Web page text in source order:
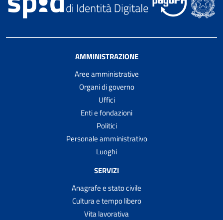
AMMINISTRAZIONE
Aree amministrative
Organi di governo
Uffici
Enti e fondazioni
Politici
Personale amministrativo
Luoghi
SERVIZI
Anagrafe e stato civile
Cultura e tempo libero
Vita lavorativa